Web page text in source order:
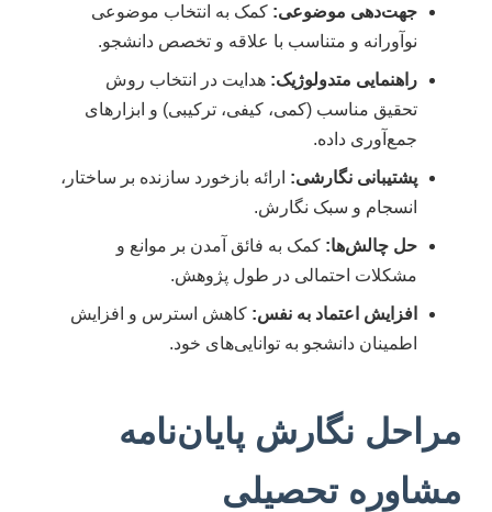
جهت‌دهی موضوعی: کمک به انتخاب موضوعی
نوآورانه و متناسب با علاقه و تخصص دانشجو.
راهنمایی متدولوژیک: هدایت در انتخاب روش
تحقیق مناسب (کمی، کیفی، ترکیبی) و ابزارهای
جمع‌آوری داده.
پشتیبانی نگارشی: ارائه بازخورد سازنده بر ساختار،
انسجام و سبک نگارش.
حل چالش‌ها: کمک به فائق آمدن بر موانع و
مشکلات احتمالی در طول پژوهش.
افزایش اعتماد به نفس: کاهش استرس و افزایش
اطمینان دانشجو به توانایی‌های خود.
مراحل نگارش پایان‌نامه
مشاوره تحصیلی